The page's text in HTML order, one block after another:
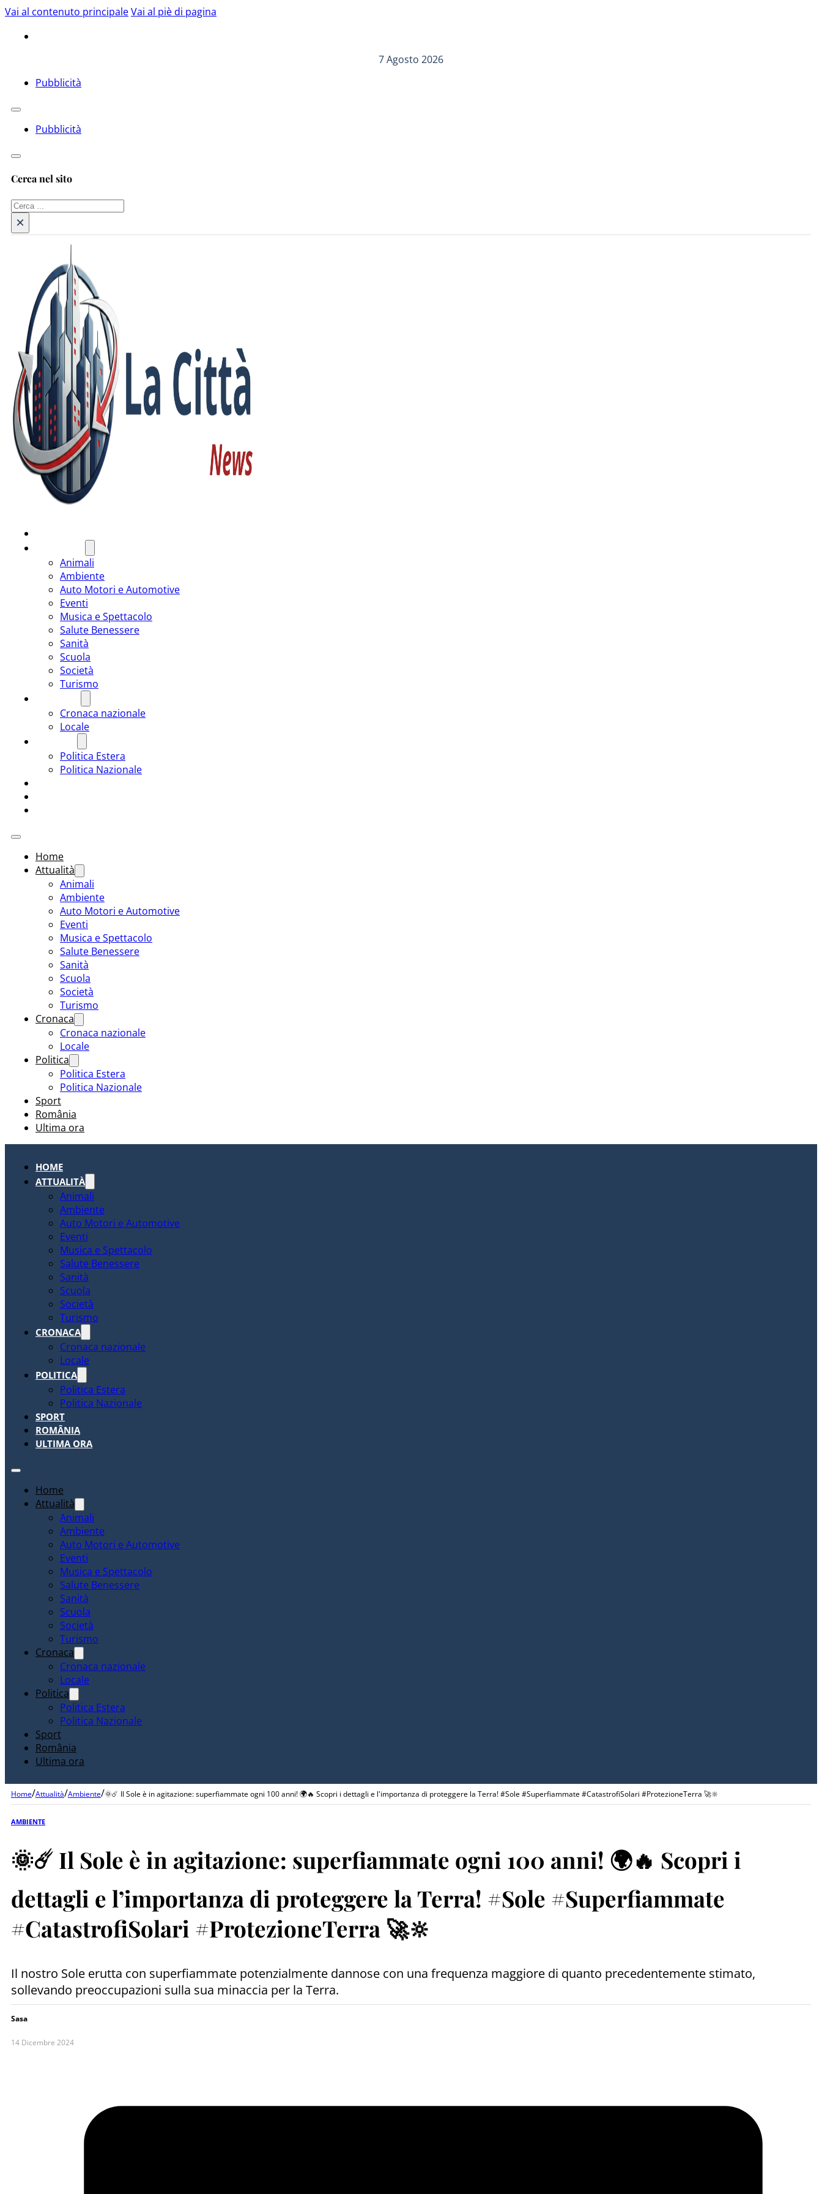
Vai al contenuto principaleVai al piè di pagina
7 Agosto 2026
Pubblicità
Pubblicità
Cerca nel sito
Cerca
×
Animali
Ambiente
Auto Motori e Automotive
Eventi
Musica e Spettacolo
Salute Benessere
Sanità
Scuola
Società
Turismo
Cronaca nazionale
Locale
Politica Estera
Politica Nazionale
Home
Attualità
Animali
Ambiente
Auto Motori e Automotive
Eventi
Musica e Spettacolo
Salute Benessere
Sanità
Scuola
Società
Turismo
Cronaca
Cronaca nazionale
Locale
Politica
Politica Estera
Politica Nazionale
Sport
România
Ultima ora
HOME
ATTUALITÀ
Animali
Ambiente
Auto Motori e Automotive
Eventi
Musica e Spettacolo
Salute Benessere
Sanità
Scuola
Società
Turismo
CRONACA
Cronaca nazionale
Locale
POLITICA
Politica Estera
Politica Nazionale
SPORT
ROMÂNIA
ULTIMA ORA
Home
Attualità
Animali
Ambiente
Auto Motori e Automotive
Eventi
Musica e Spettacolo
Salute Benessere
Sanità
Scuola
Società
Turismo
Cronaca
Cronaca nazionale
Locale
Politica
Politica Estera
Politica Nazionale
Sport
România
Ultima ora
Home/Attualità/Ambiente/🌞☄️ Il Sole è in agitazione: superfiammate ogni 100 anni! 🌍🔥 Scopri i dettagli e l'importanza di proteggere la Terra! #Sole #Superfiammate #CatastrofiSolari #ProtezioneTerra 🚀🔆
AMBIENTE
🌞☄️ Il Sole è in agitazione: superfiammate ogni 100 anni! 🌍🔥 Scopri i
dettagli e l’importanza di proteggere la Terra! #Sole #Superfiammate
#CatastrofiSolari #ProtezioneTerra 🚀🔆
Il nostro Sole erutta con superfiammate potenzialmente dannose con una frequenza maggiore di quanto precedentemente stimato,
sollevando preoccupazioni sulla sua minaccia per la Terra.
Sasa
14 Dicembre 2024